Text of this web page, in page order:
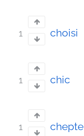
1 choisi
1 chic
1